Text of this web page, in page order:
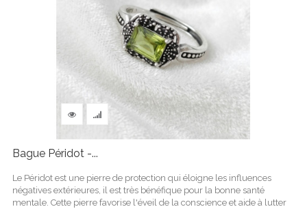
Bague Péridot -...
Le Péridot est une pierre de protection qui éloigne les influences
négatives extérieures, il est très bénéfique pour la bonne santé
mentale. Cette pierre favorise l'éveil de la conscience et aide à lutter